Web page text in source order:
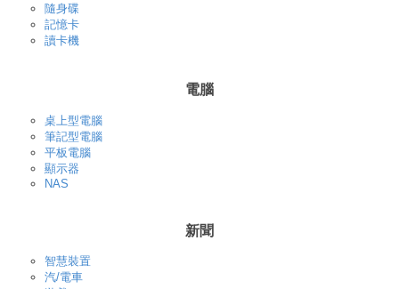
隨身碟
記憶卡
讀卡機
電腦
桌上型電腦
筆記型電腦
平板電腦
顯示器
NAS
新聞
智慧裝置
汽/電車